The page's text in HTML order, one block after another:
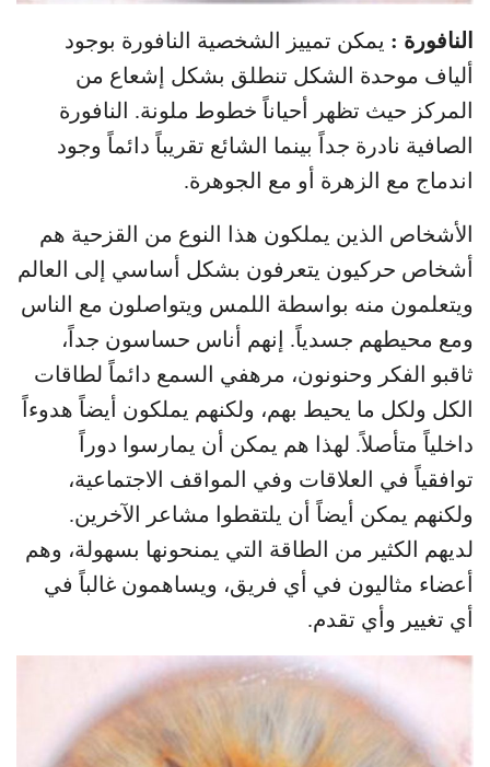
النافورة : يمكن تمييز الشخصية النافورة بوجود
ألياف موحدة الشكل تنطلق بشكل إشعاع من
المركز حيث تظهر أحياناً خطوط ملونة. النافورة
الصافية نادرة جداً بينما الشائع تقريباً دائماً وجود
اندماج مع الزهرة أو مع الجوهرة.
الأشخاص الذين يملكون هذا النوع من القزحية هم
أشخاص حركيون يتعرفون بشكل أساسي إلى العالم
ويتعلمون منه بواسطة اللمس ويتواصلون مع الناس
ومع محيطهم جسدياً. إنهم أناس حساسون جداً،
ثاقبو الفكر وحنونون، مرهفي السمع دائماً لطاقات
الكل ولكل ما يحيط بهم، ولكنهم يملكون أيضاً هدوءاً
داخلياً متأصلاً. لهذا هم يمكن أن يمارسوا دوراً
توافقياً في العلاقات وفي المواقف الاجتماعية،
ولكنهم يمكن أيضاً أن يلتقطوا مشاعر الآخرين.
لديهم الكثير من الطاقة التي يمنحونها بسهولة، وهم
أعضاء مثاليون في أي فريق، ويساهمون غالباً في
أي تغيير وأي تقدم.